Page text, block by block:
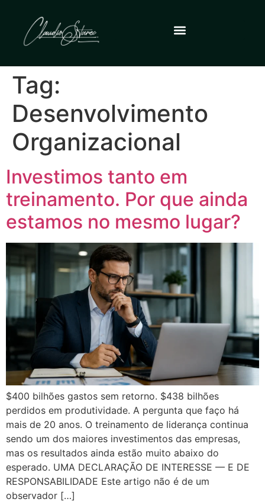
Tag:
Desenvolvimento
Organizacional
Investimos tanto em
treinamento. Por que ainda
estamos no mesmo lugar?
$400 bilhões gastos sem retorno. $438 bilhões
perdidos em produtividade. A pergunta que faço há
mais de 20 anos. O treinamento de liderança continua
sendo um dos maiores investimentos das empresas,
mas os resultados ainda estão muito abaixo do
esperado. UMA DECLARAÇÃO DE INTERESSE — E DE
RESPONSABILIDADE Este artigo não é de um
observador […]